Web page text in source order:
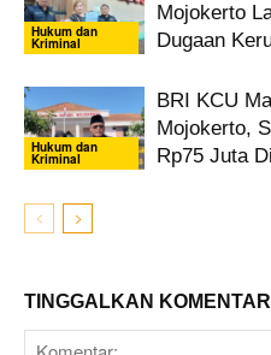
Hukum dan
Kriminal
Mojokerto
Dugaan
Hukum dan
Kriminal
BRI KCU
Mojokerto,
Rp75 Juta
TINGGALKAN KOMENTAR